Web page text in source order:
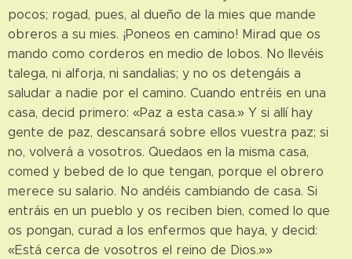
pocos; rogad, pues, al dueño de la mies que mande
obreros a su mies. ¡Poneos en camino! Mirad que os
mando como corderos en medio de lobos. No llevéis
talega, ni alforja, ni sandalias; y no os detengáis a
saludar a nadie por el camino. Cuando entréis en una
casa, decid primero: «Paz a esta casa.» Y si allí hay
gente de paz, descansará sobre ellos vuestra paz; si
no, volverá a vosotros. Quedaos en la misma casa,
comed y bebed de lo que tengan, porque el obrero
merece su salario. No andéis cambiando de casa. Si
entráis en un pueblo y os reciben bien, comed lo que
os pongan, curad a los enfermos que haya, y decid:
«Está cerca de vosotros el reino de Dios.»»